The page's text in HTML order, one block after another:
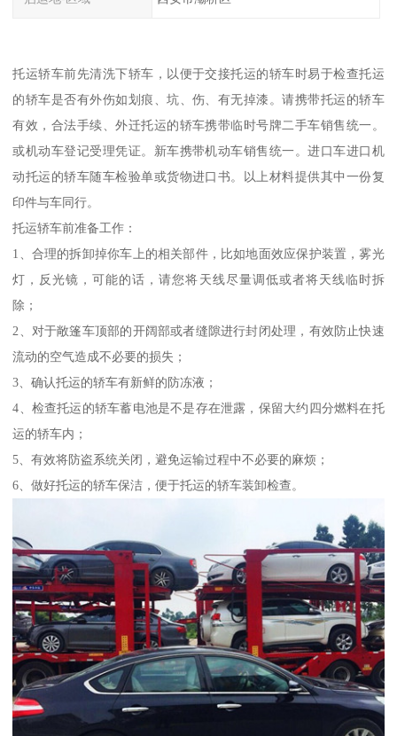
托运轿车前先清洗下轿车，以便于交接托运的轿车时易于检查托运
的轿车是否有外伤如划痕、坑、伤、有无掉漆。请携带托运的轿车
有效，合法手续、外迁托运的轿车携带临时号牌二手车销售统一。
或机动车登记受理凭证。新车携带机动车销售统一。进口车进口机
动托运的轿车随车检验单或货物进口书。以上材料提供其中一份复
印件与车同行。
托运轿车前准备工作：
1、合理的拆卸掉你车上的相关部件，比如地面效应保护装置，雾光
灯，反光镜，可能的话，请您将天线尽量调低或者将天线临时拆
除；
2、对于敞篷车顶部的开阔部或者缝隙进行封闭处理，有效防止快速
流动的空气造成不必要的损失；
3、确认托运的轿车有新鲜的防冻液；
4、检查托运的轿车蓄电池是不是存在泄露，保留大约四分燃料在托
运的轿车内；
5、有效将防盗系统关闭，避免运输过程中不必要的麻烦；
6、做好托运的轿车保洁，便于托运的轿车装卸检查。